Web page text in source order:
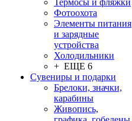
Термосы и фляжки
Фотоохота
Элементы питания
и зарядные
устройства
Холодильники
+ ЕЩЕ 6
Сувениры и подарки
Брелоки, значки,
карабины
Живопись,